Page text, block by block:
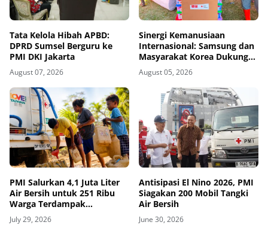
Tata Kelola Hibah APBD:
DPRD Sumsel Berguru ke
PMI DKI Jakarta
August 07, 2026
Sinergi Kemanusiaan
Internasional: Samsung dan
Masyarakat Korea Dukung
Penguatan Gudang Logistik
Darurat PMI
August 05, 2026
PMI Salurkan 4,1 Juta Liter
Air Bersih untuk 251 Ribu
Warga Terdampak
Kekeringan di 13 Provinsi
July 29, 2026
Antisipasi El Nino 2026, PMI
Siagakan 200 Mobil Tangki
Air Bersih
June 30, 2026